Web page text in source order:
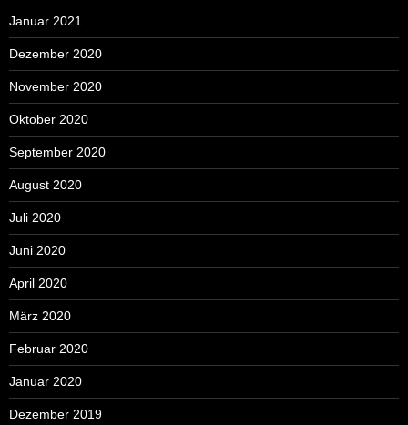
Januar 2021
Dezember 2020
November 2020
Oktober 2020
September 2020
August 2020
Juli 2020
Juni 2020
April 2020
März 2020
Februar 2020
Januar 2020
Dezember 2019